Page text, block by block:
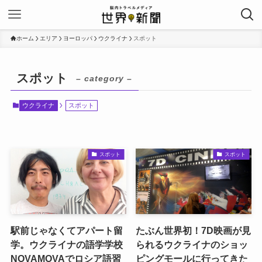
ホーム エリア ヨーロッパ ウクライナ スポット
スポット – category –
ウクライナ スポット
スポット
駅前じゃなくてアパート留
学。ウクライナの語学学校
NOVAMOVAでロシア語習
スポット
たぶん世界初！7D映画が見
られるウクライナのショッ
ピングモールに行ってきた